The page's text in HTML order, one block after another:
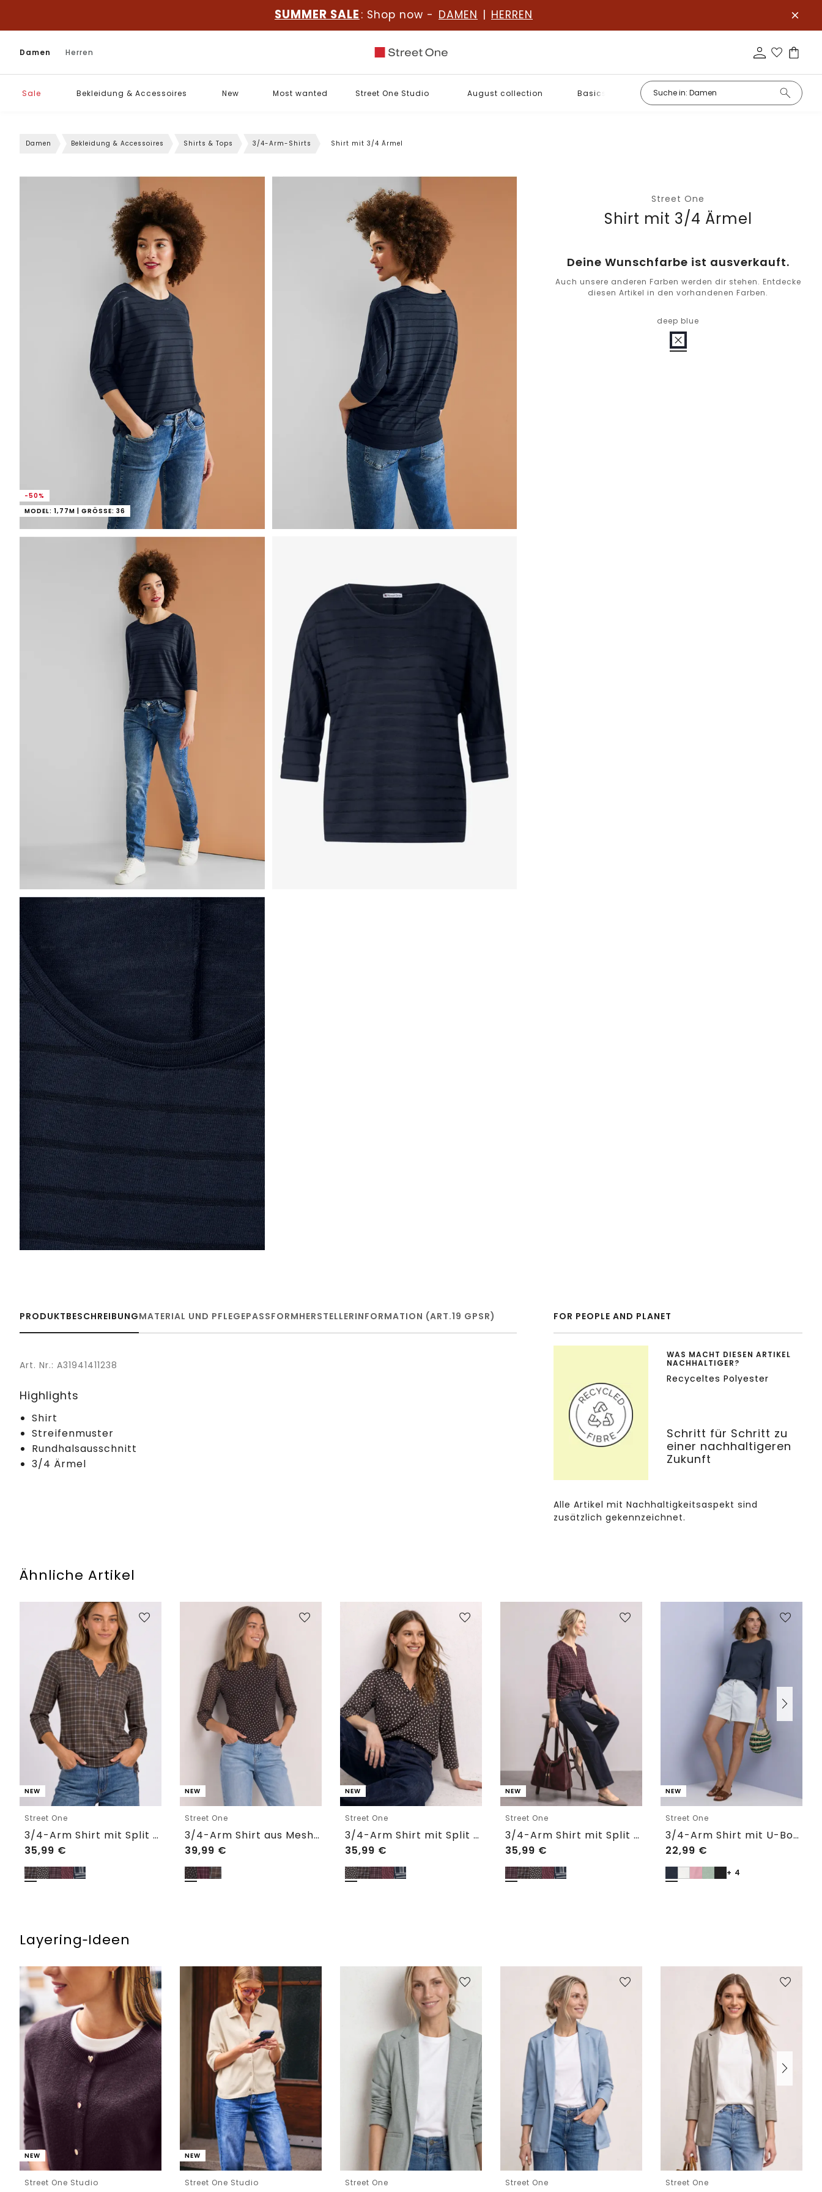
SUMMER SALE : Shop now - DAMEN | HERREN
Damen Herren
Sale Bekleidung & Accessoires New Most wanted Street One Studio August collection Basics
Damen Bekleidung & Accessoires Shirts & Tops 3/4-Arm-Shirts Shirt mit 3/4 Ärmel
-50%
MODEL: 1,77M | GRÖSSE: 36
Street One
Shirt mit 3/4 Ärmel
Deine Wunschfarbe ist ausverkauft.
Auch unsere anderen Farben werden dir stehen. Entdecke
diesen Artikel in den vorhandenen Farben.
deep blue
PRODUKTBESCHREIBUNGMATERIAL UND PFLEGEPASSFORMHERSTELLERINFORMATION (ART.19 GPSR)
Art. Nr.: A31941411238
Highlights
Shirt
Streifenmuster
Rundhalsausschnitt
3/4 Ärmel
FOR PEOPLE AND PLANET
WAS MACHT DIESEN ARTIKEL
NACHHALTIGER?
Recyceltes Polyester
Schritt für Schritt zu
einer nachhaltigeren
Zukunft
Alle Artikel mit Nachhaltigkeitsaspekt sind
zusätzlich gekennzeichnet.
Ähnliche Artikel
NEW
Street One
3/4-Arm Shirt mit Split Neck und Print
35,99 €
NEW
Street One
3/4-Arm Shirt aus Mesh mit Print
39,99 €
NEW
Street One
3/4-Arm Shirt mit Split Neck und Print
35,99 €
NEW
Street One
3/4-Arm Shirt mit Split Neck und Print
35,99 €
NEW
Street One
3/4-Arm Shirt mit U-Boot-Ausschnitt
22,99 €
+ 4
Layering‑Ideen
NEW
Street One Studio
NEW
Street One Studio Street One Street One Street One